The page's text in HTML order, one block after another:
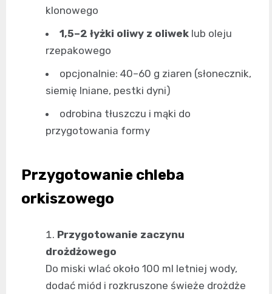
klonowego
1,5–2 łyżki oliwy z oliwek lub oleju
rzepakowego
opcjonalnie: 40–60 g ziaren (słonecznik,
siemię lniane, pestki dyni)
odrobina tłuszczu i mąki do
przygotowania formy
Przygotowanie chleba
orkiszowego
Przygotowanie zaczynu
drożdżowego
Do miski wlać około 100 ml letniej wody,
dodać miód i rozkruszone świeże drożdże